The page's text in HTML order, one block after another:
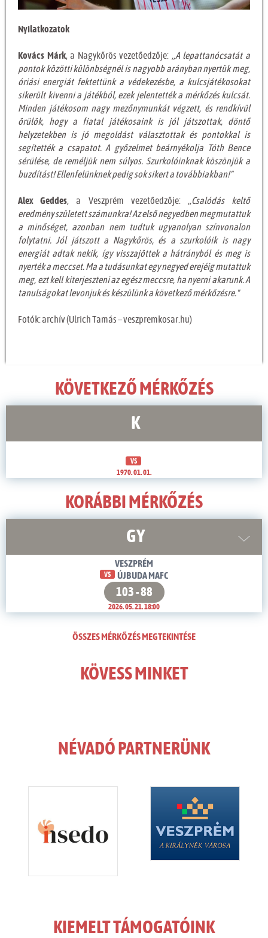
Nyilatkozatok
Kovács Márk, a Nagykőrös vezetőedzője: ,,A lepattanócsatát a
pontok közötti különbségnél is nagyobb arányban nyertük meg,
óriási energiát fektettünk a védekezésbe, a kulcsjátékosokat
sikerült kivenni a játékból, ezek jelentették a mérkőzés kulcsát.
Minden játékosom nagy mezőnymunkát végzett, és rendkívül
örülök, hogy a fiatal játékosaink is jól játszottak, döntő
helyzetekben is jó megoldást választottak és pontokkal is
segítették a csapatot. A győzelmet beárnyékolja Tóth Bence
sérülése, de reméljük nem súlyos. Szurkolóinknak köszönjük a
buzdítást! Ellenfelünknek pedig sok sikert a továbbiakban!"
Alex Geddes, a Veszprém vezetőedzője: ,,Csalódás keltő
eredmény született számunkra! Az első negyedben megmutattuk
a minőséget, azonban nem tudtuk ugyanolyan színvonalon
folytatni. Jól játszott a Nagykőrös, és a szurkolóik is nagy
energiát adtak nekik, így visszajöttek a hátrányból és meg is
nyerték a meccset. Ma a tudásunkat egy negyed erejéig mutattuk
meg, ezt kell kiterjeszteni az egész meccsre, ha nyerni akarunk. A
tanulságokat levonjuk és készülünk a következő mérkőzésre."
Fotók: archív (Ulrich Tamás – veszpremkosar.hu)
KÖVETKEZŐ MÉRKŐZÉS
K
VS
1970. 01. 01.
KORÁBBI MÉRKŐZÉS
GY
VESZPRÉM
VS ÚJBUDA MAFC
103 - 88
2026. 05. 21. 18:00
ÖSSZES MÉRKŐZÉS MEGTEKINTÉSE
KÖVESS MINKET
NÉVADÓ PARTNERÜNK
KIEMELT TÁMOGATÓINK